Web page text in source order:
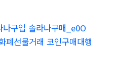
구입 솔라나구매_e0O
폐선물거래 코인구매대행